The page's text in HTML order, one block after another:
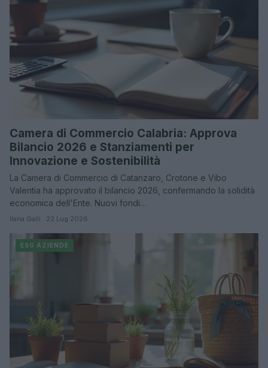
Camera di Commercio Calabria: Approva
Bilancio 2026 e Stanziamenti per
Innovazione e Sostenibilità
La Camera di Commercio di Catanzaro, Crotone e Vibo
Valentia ha approvato il bilancio 2026, confermando la solidità
economica dell'Ente. Nuovi fondi…
Ilaria Galli · 22 Lug 2026
ESG AZIENDE